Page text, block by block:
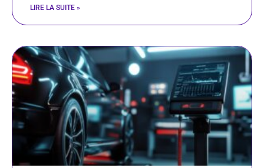
LIRE LA SUITE »